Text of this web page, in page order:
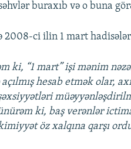
buraxıb və o buna
2008-ci ilin 1 mart
ki, “1 mart” işi mənim
hesab etmək olar,
ki, baş verənlər
öz xalqına qarşı